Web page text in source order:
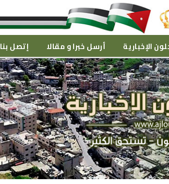
الإخبارية أرسل خبرا و مقالا إتصل بنا